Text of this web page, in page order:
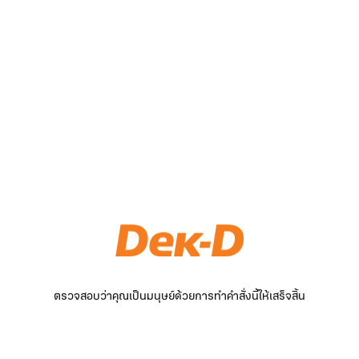
ตรวจสอบว่าคุณเป็นมนุษย์ด้วยการทำคำสั่งนี้ให้เสร็จสิ้น